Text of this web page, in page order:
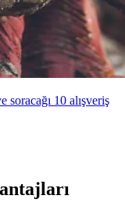
soracağı 10 alışveriş